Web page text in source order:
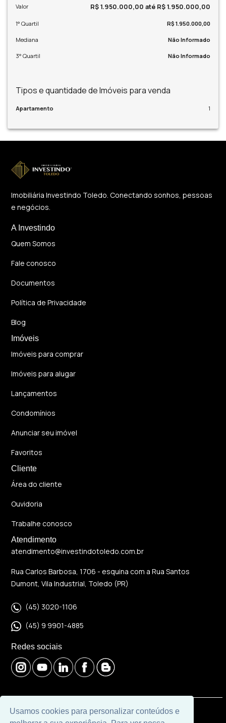
Usamos cookies para personalizar conteúdos e
Valor R$ 1.950.000,00 até R$ 1.950.000,00
1° Quartil R$ 1.950.000,00
Mediana Não Informado
3° Quartil Não Informado
Tipos e quantidade de Imóveis para venda
Apartamento 1
Imobiliária Investindo Toledo. Conectando sonhos, pessoas
e negócios.
A Investindo
Quem Somos
Fale conosco
Documentos
Política de Privacidade
Blog
Imóveis
Imóveis para comprar
Imóveis para alugar
Lançamentos
Condomínios
Anunciar seu imóvel
Favoritos
Cliente
Área do cliente
Ouvidoria
Trabalhe conosco
Atendimento
atendimento@investindotoledo.com.br
Rua Carlos Barbosa, 1706 - esquina com a Rua Santos
Dumont, Vila Industrial, Toledo (PR)
(45) 3020-1106
(45) 9 9901-4885
Redes sociais
© 2026 | Imobiliária Investindo Toledo | CRECI J06120 |